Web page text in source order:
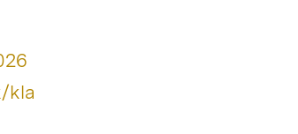
kla